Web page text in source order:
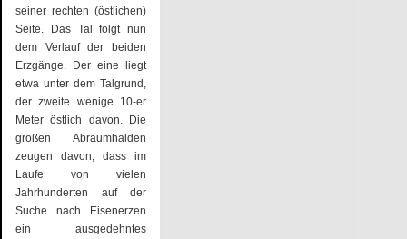
seiner rechten (östlichen)
Seite. Das Tal folgt nun
dem Verlauf der beiden
Erzgänge. Der eine liegt
etwa unter dem Talgrund,
der zweite wenige 10-er
Meter östlich davon. Die
großen Abraumhalden
zeugen davon, dass im
Laufe von vielen
Jahrhunderten auf der
Suche nach Eisenerzen
ein ausgedehntes